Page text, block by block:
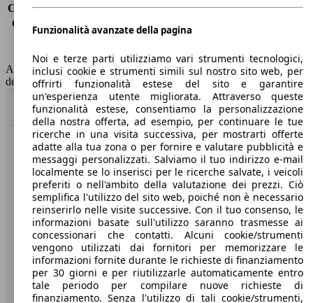
Consumo (extra-urbano) 3.5 l/100km
Consumo (combinato)*
3.6 l/100km
Capacità del serbatoio
45 l
AutoScout24 non si assume alcuna responsabilità per la correttezza
dei dati.
Torna su
Benvenuti su AutoScout24, il mercato auto europeo.
Società
A proposito di AutoScout24
Stampa
Media
Condizioni generali
Funzionalità avanzate della pagina
Noi e terze parti utilizziamo vari strumenti tecnologici,
inclusi cookie e strumenti simili sul nostro sito web, per
offrirti funzionalità estese del sito e garantire
un'esperienza utente migliorata. Attraverso queste
funzionalità estese, consentiamo la personalizzazione
della nostra offerta, ad esempio, per continuare le tue
ricerche in una visita successiva, per mostrarti offerte
adatte alla tua zona o per fornire e valutare pubblicità e
messaggi personalizzati. Salviamo il tuo indirizzo e-mail
localmente se lo inserisci per le ricerche salvate, i veicoli
preferiti o nell'ambito della valutazione dei prezzi. Ciò
semplifica l'utilizzo del sito web, poiché non è necessario
reinserirlo nelle visite successive. Con il tuo consenso, le
informazioni basate sull'utilizzo saranno trasmesse ai
concessionari che contatti. Alcuni cookie/strumenti
vengono utilizzati dai fornitori per memorizzare le
informazioni fornite durante le richieste di finanziamento
per 30 giorni e per riutilizzarle automaticamente entro
tale periodo per compilare nuove richieste di
finanziamento. Senza l'utilizzo di tali cookie/strumenti,